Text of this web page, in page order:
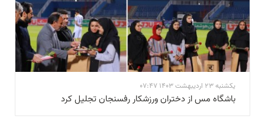
یکشنبه 23 اردیبهشت 1403 07:47
باشگاه مس از دختران ورزشکار رفسنجان تجلیل کرد